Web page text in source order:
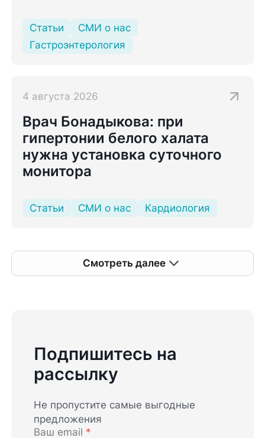
Статьи
СМИ о нас
Гастроэнтерология
4 августа 2026
Врач Бонадыкова: при
гипертонии белого халата
нужна установка суточного
монитора
Статьи СМИ о нас Кардиология
Смотреть далее
Подпишитесь на
рассылку
Не пропустите самые выгодные
предложения
Ваш email *